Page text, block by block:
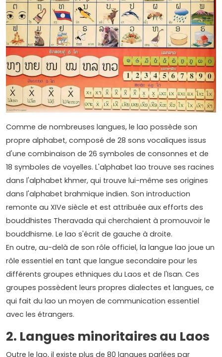
Comme de nombreuses langues, le lao possède son
propre alphabet, composé de 28 sons vocaliques issus
d'une combinaison de 26 symboles de consonnes et de
18 symboles de voyelles. L'alphabet lao trouve ses racines
dans l'alphabet khmer, qui trouve lui-même ses origines
dans l'alphabet brahmique indien. Son introduction
remonte au XIVe siècle et est attribuée aux efforts des
bouddhistes Theravada qui cherchaient à promouvoir le
bouddhisme. Le lao s'écrit de gauche à droite.
En outre, au-delà de son rôle officiel, la langue lao joue un
rôle essentiel en tant que langue secondaire pour les
différents groupes ethniques du Laos et de l'Isan. Ces
groupes possèdent leurs propres dialectes et langues, ce
qui fait du lao un moyen de communication essentiel
avec les étrangers.
2. Langues minoritaires au Laos
Outre le lao, il existe plus de 80 langues parlées par